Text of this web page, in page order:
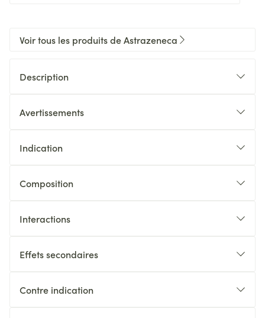
Voir tous les produits de Astrazeneca
Description
Avertissements
Indication
Composition
Interactions
Effets secondaires
Contre indication